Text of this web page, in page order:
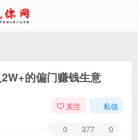
的偏门赚钱生意
关注 私信
0 377 0